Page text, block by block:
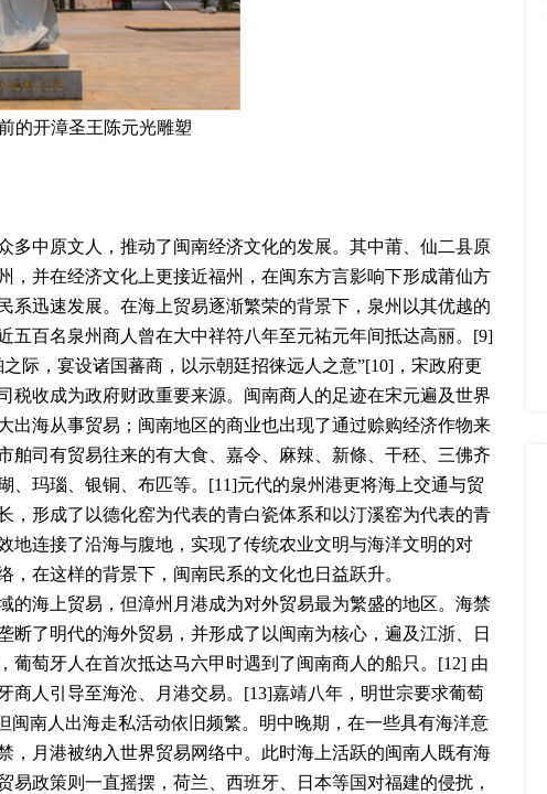
的开漳圣王陈元光雕塑
多中原文人，推动了闽南经济文化的发展。其中莆、仙二县原
，并在经济文化上更接近福州，在闽东方言影响下形成莆仙方
系迅速发展。在海上贸易逐渐繁荣的背景下，泉州以其优越的
五百名泉州商人曾在大中祥符八年至元祐元年间抵达高丽。[9]
际，宴设诸国蕃商，以示朝廷招徕远人之意”[10]，宋政府更
税收成为政府财政重要来源。闽南商人的足迹在宋元遍及世界
出海从事贸易；闽南地区的商业也出现了通过赊购经济作物来
舶司有贸易往来的有大食、嘉令、麻辣、新條、干秠、三佛齐
、玛瑙、银铜、布匹等。[11]元代的泉州港更将海上交通与贸
，形成了以德化窑为代表的青白瓷体系和以汀溪窑为代表的青
地连接了沿海与腹地，实现了传统农业文明与海洋文明的对
在这样的背景下，闽南民系的文化也日益跃升。
的海上贸易，但漳州月港成为对外贸易最为繁盛的地区。海禁
断了明代的海外贸易，并形成了以闽南为核心，遍及江浙、日
葡萄牙人在首次抵达马六甲时遇到了闽南商人的船只。[12] 由
商人引导至海沧、月港交易。[13]嘉靖八年，明世宗要求葡萄
闽南人出海走私活动依旧频繁。明中晚期，在一些具有海洋意
，月港被纳入世界贸易网络中。此时海上活跃的闽南人既有海
政策则一直摇摆，荷兰、西班牙、日本等国对福建的侵扰，